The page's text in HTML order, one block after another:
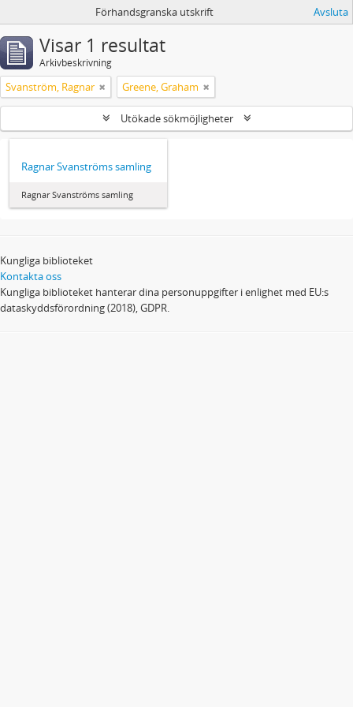
Förhandsgranska utskrift Avsluta
Visar 1 resultat
Arkivbeskrivning
Svanström, Ragnar Greene, Graham
Utökade sökmöjligheter
Ragnar Svanströms samling
Ragnar Svanströms samling
Kungliga biblioteket
Kontakta oss
Kungliga biblioteket hanterar dina personuppgifter i enlighet med EU:s
dataskyddsförordning (2018), GDPR.